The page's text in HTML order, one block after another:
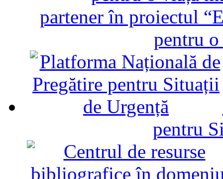
partener în proiectul
pentru
pentru